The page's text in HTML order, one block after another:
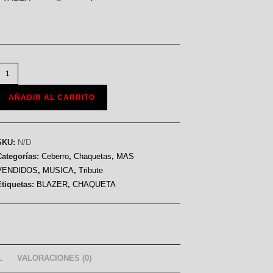
Punk
cantidad
AÑADIR AL CARRITO
N/D
Ceberro,Chaquetas, MAS
, MUSICA,Tribute
BLAZER,CHAQUETA
VALORACIONES (0)